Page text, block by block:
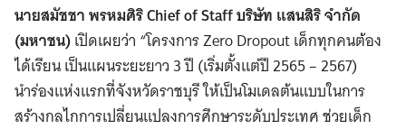
นายสมัชชา พรหมศิริ Chief of Staff บริษัท แสนสิริ จำกัด
(มหาชน)เปิดเผยว่า “โครงการ Zero Dropout เด็กทุกคนต้อง
ได้เรียน เป็นแผนระยะยาว 3 ปี (เริ่มตั้งแต่ปี 2565 – 2567)
นำร่องแห่งแรกที่จังหวัดราชบุรี ให้เป็นโมเดลต้นแบบในการ
สร้างกลไกการเปลี่ยนแปลงการศึกษาระดับประเทศ ช่วยเด็ก